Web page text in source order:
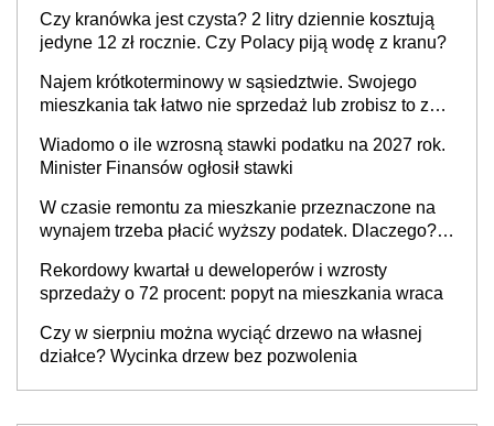
Czy kranówka jest czysta? 2 litry dziennie kosztują
jedyne 12 zł rocznie. Czy Polacy piją wodę z kranu?
Najem krótkoterminowy w sąsiedztwie. Swojego
mieszkania tak łatwo nie sprzedaż lub zrobisz to ze
Wiadomo o ile wzrosną stawki podatku na 2027 rok.
Minister Finansów ogłosił stawki
W czasie remontu za mieszkanie przeznaczone na
wynajem trzeba płacić wyższy podatek. Dlaczego?
Rekordowy kwartał u deweloperów i wzrosty
sprzedaży o 72 procent: popyt na mieszkania wraca
Czy w sierpniu można wyciąć drzewo na własnej
działce? Wycinka drzew bez pozwolenia